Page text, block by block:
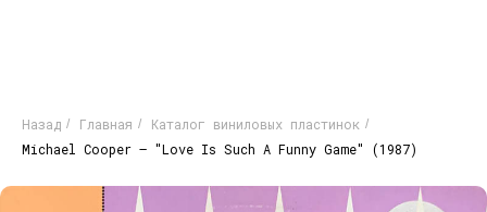
Назад / Главная / Каталог виниловых пластинок /
Michael Cooper ‎– "Love Is Such A Funny Game" (1987)